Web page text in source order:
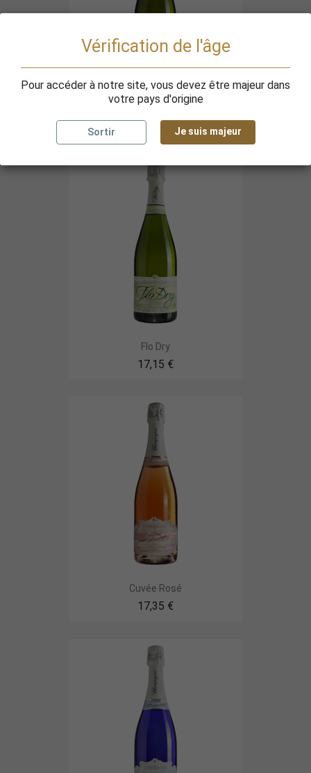
Cuvée Brut Et Demi-Sec
15,60 €
Flo Dry
17,15 €
Cuvée Rosé
17,35 €
Vérification de l'âge
Pour accéder à notre site, vous devez être majeur dans
votre pays d'origine
Sortir Je suis majeur